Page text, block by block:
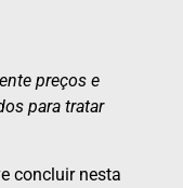
preços e
para tratar
concluir nesta